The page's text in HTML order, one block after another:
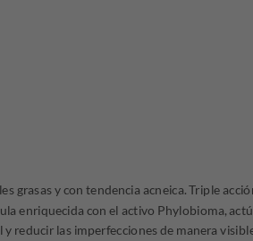
grasas y con tendencia acneica. Triple
enriquecida con el activo Phylobioma,
reducir las imperfecciones de manera